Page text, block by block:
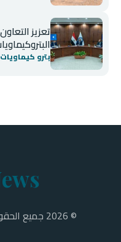
تعزيز
بترو كيماويات
© 2026 جميع الحقوق محفوظة لـ Petro News